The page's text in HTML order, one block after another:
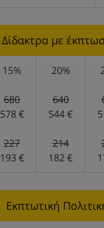
Δίδακτρα με
15% 20%
680
578 €
640
544 €
227
193 €
214
182 €
Εκπτωτική